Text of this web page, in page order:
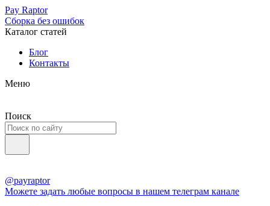
Pay Raptor
Сборка без ошибок
Каталог статей
Блог
Контакты
Меню
Поиск
@payraptor
Можете задать любые вопросы в нашем телеграм канале